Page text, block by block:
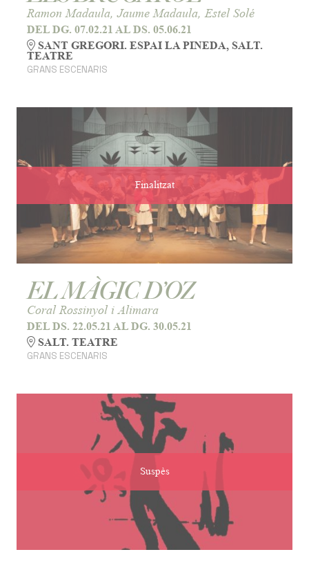
Ramon Madaula, Jaume Madaula, Estel Solé
DEL DG. 07.02.21 AL DS. 05.06.21
SANT GREGORI. ESPAI LA PINEDA, SALT.
TEATRE
GRANS ESCENARIS
Finalitzat
EL MÀGIC D’OZ
Coral Rossinyol i Alimara
DEL DS. 22.05.21 AL DG. 30.05.21
SALT. TEATRE
GRANS ESCENARIS
Suspès